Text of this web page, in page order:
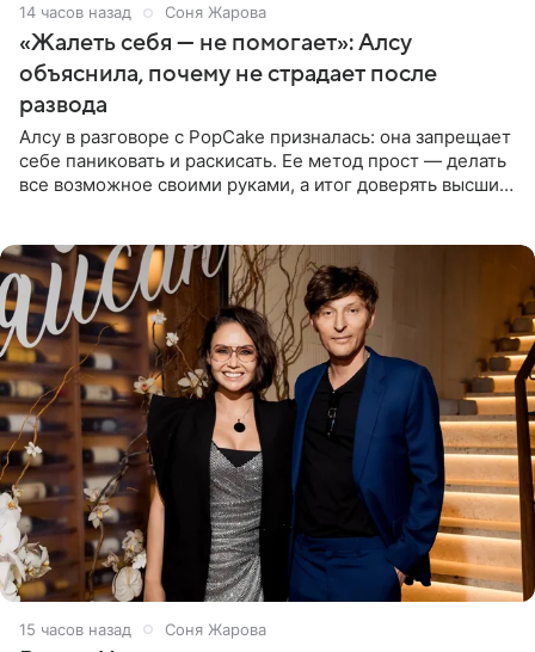
14 часов назад Соня Жарова
«Жалеть себя — не помогает»: Алсу
объяснила, почему не страдает после
развода
Алсу в разговоре с PopCake призналась: она запрещает
себе паниковать и раскисать. Ее метод прост — делать
все возможное своими руками, а итог доверять высшим
15 часов назад Соня Жарова